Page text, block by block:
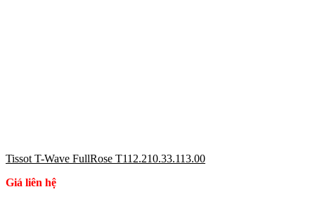
Tissot T-Wave FullRose T112.210.33.113.00
Giá liên hệ